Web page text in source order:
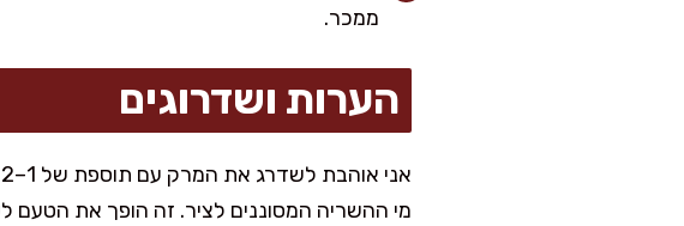
ממכר.
הערות ושדרוגים
מי ההשריה המסוננים לציר. זה הופך את הטעם